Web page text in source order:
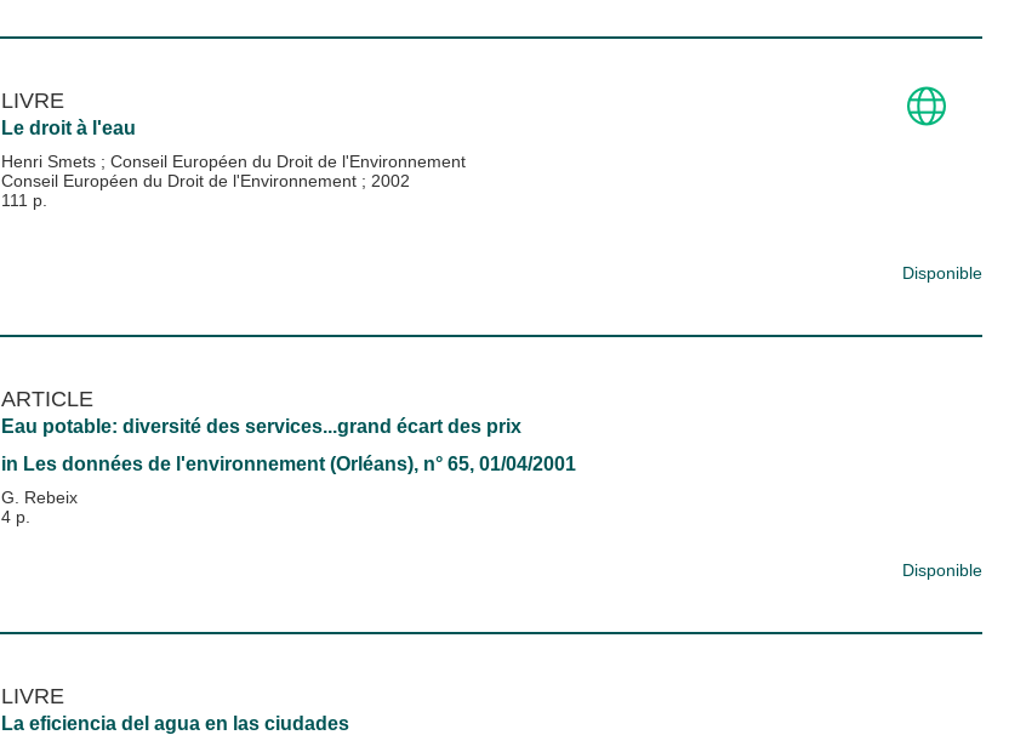
LIVRE
Le droit à l'eau
Henri Smets ; Conseil Européen du Droit de l'Environnement
Conseil Européen du Droit de l'Environnement ; 2002
111 p.
Disponible
ARTICLE
Eau potable: diversité des services...grand écart des prix
in Les données de l'environnement (Orléans), n° 65, 01/04/2001
G. Rebeix
4 p.
Disponible
LIVRE
La eficiencia del agua en las ciudades